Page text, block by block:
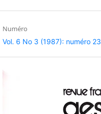
Numéro
Vol. 6 No 3 (1987): numéro 23